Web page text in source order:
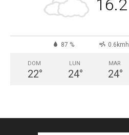
16.2
87 % 0.6kmh
DOM
22°
LUN
24°
MAR
24°